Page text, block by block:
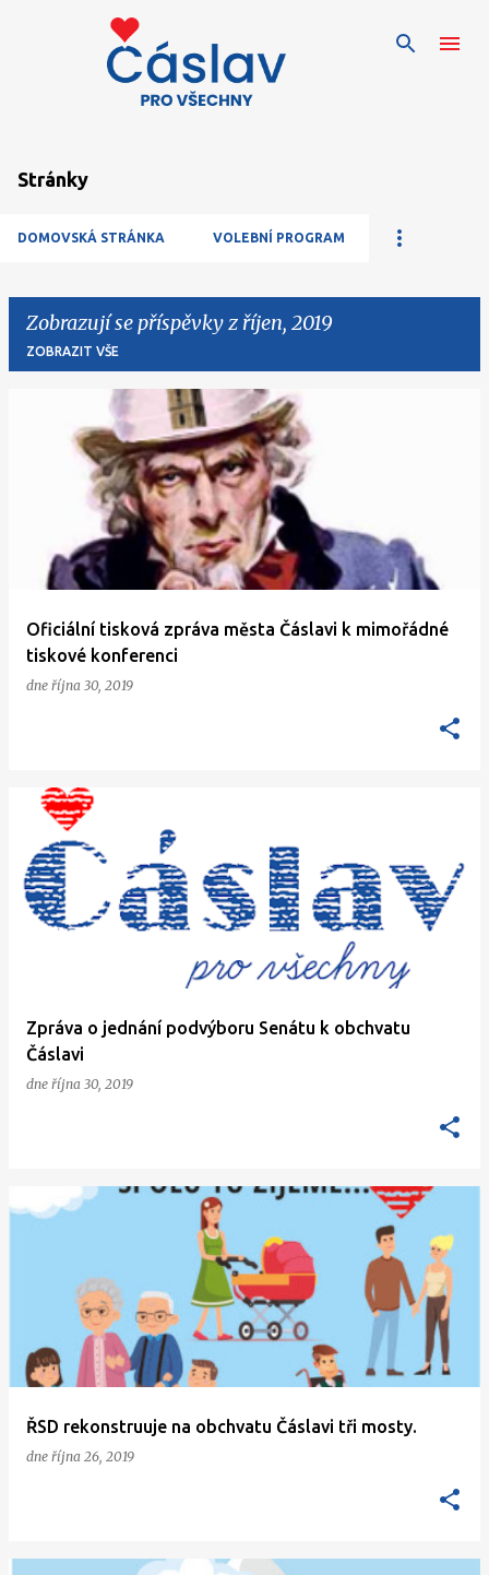
Stránky
DOMOVSKÁ STRÁNKA VOLEBNÍ PROGRAM
Zobrazují se příspěvky z říjen, 2019
ZOBRAZIT VŠE
Oficiální tisková zpráva města Čáslavi k mimořádné
tiskové konferenci
dne října 30, 2019
Zpráva o jednání podvýboru Senátu k obchvatu
Čáslavi
dne října 30, 2019
ŘSD rekonstruuje na obchvatu Čáslavi tři mosty.
dne října 26, 2019